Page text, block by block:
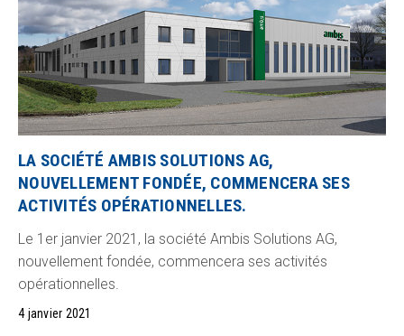
LA SOCIÉTÉ AMBIS SOLUTIONS AG,
NOUVELLEMENT FONDÉE, COMMENCERA SES
ACTIVITÉS OPÉRATIONNELLES.
Le 1er janvier 2021, la société Ambis Solutions AG,
nouvellement fondée, commencera ses activités
opérationnelles.
4 janvier 2021